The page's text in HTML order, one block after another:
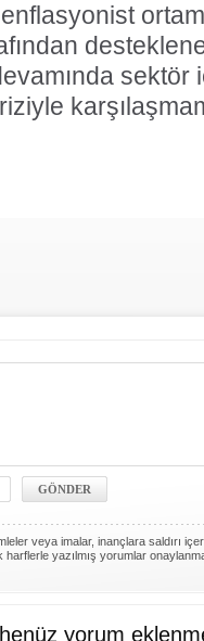
sektör
veya imalar, inançlara saldırı
yazılmış yorumlar
yorum